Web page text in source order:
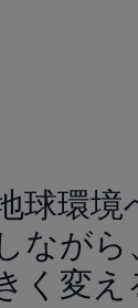
球環境
ながら
く変え